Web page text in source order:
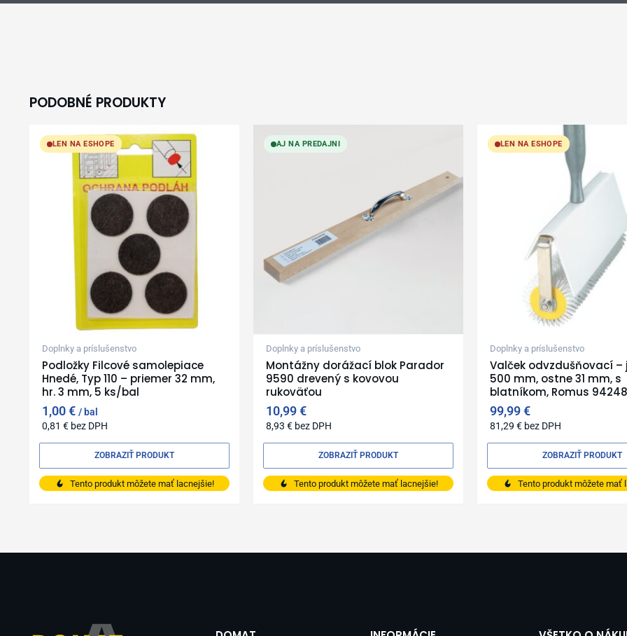
PODOBNÉ PRODUKTY
LEN NA ESHOPE
Doplnky a príslušenstvo
Podložky Filcové samolepiace
Hnedé, Typ 110 – priemer 32 mm,
hr. 3 mm, 5 ks/bal
1,00€ bal
0,81 € bez DPH
Tento produkt môžete mať lacnejšie!
ZOBRAZIŤ PRODUKT
AJ NA PREDAJNI
Doplnky a príslušenstvo
Montážny dorážací blok Parador
9590 drevený s kovovou
rukoväťou
10,99€
8,93 € bez DPH
Tento produkt môžete mať lacnejšie!
ZOBRAZIŤ PRODUKT
LEN NA ESHOPE
Doplnky a príslušenstvo
Valček odvzdušňovací –
500 mm, ostne 31 mm, s
blatníkom, Romus 94248
99,99€
81,29 € bez DPH
Tento produkt môžete mať
ZOBRAZIŤ PRODUKT